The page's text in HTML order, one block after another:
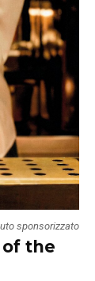
sponsorizzato
the